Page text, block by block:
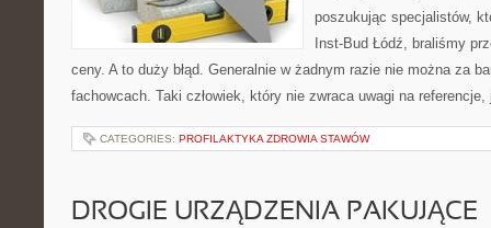
poszukując specjalistów,
Inst-Bud Łódź, braliśmy
ceny. A to duży błąd. Generalnie w żadnym razie nie można za
fachowcach. Taki człowiek, który nie zwraca uwagi na
CATEGORIES: PROFILAKTYKA ZDROWIA STAWÓW
DROGIE URZĄDZENIA PAKUJĄCE